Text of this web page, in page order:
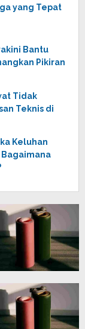
yang Tepat
Bantu
Pikiran
Tidak
Teknis di
Keluhan
Bagaimana